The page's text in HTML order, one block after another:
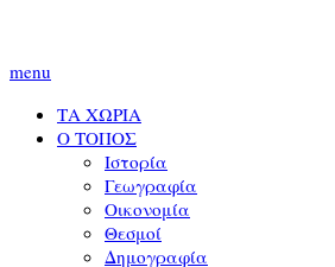
menu
ΤΑ ΧΩΡΙΑ
Ο ΤΟΠΟΣ
Ιστορία
Γεωγραφία
Οικονομία
Θεσμοί
Δημογραφία